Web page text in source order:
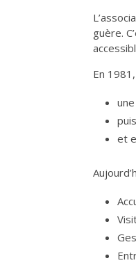
guère.
En
et